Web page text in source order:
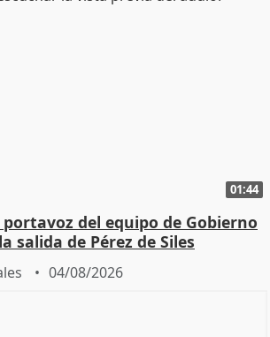
01:44
portavoz del equipo de Gobierno
salida de Pérez de Siles
04/08/2026